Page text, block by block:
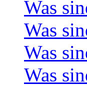
Was
Was
Was
Was